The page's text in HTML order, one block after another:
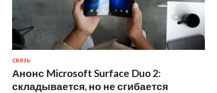
СВЯЗЬ
Анонс Microsoft Surface Duo 2:
складывается, но не сгибается